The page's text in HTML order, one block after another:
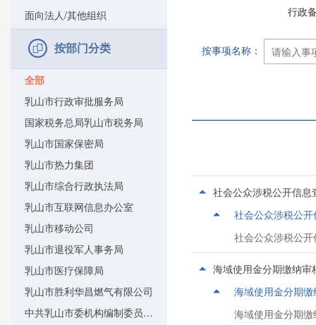
面向法人/其他组织
按部门分类
全部
乳山市行政审批服务局
国家税务总局乳山市税务局
乳山市国家保密局
乳山市热力集团
乳山市综合行政执法局
乳山市互联网信息办公室
乳山市移动公司
乳山市退役军人事务局
乳山市医疗保障局
乳山市胜利华昌燃气有限公司
中共乳山市委机构编制委员会办公室
行政
按事项名称：
社会公众涉税公开信
社会公众涉税公
社会公众涉税公
海域使用金分期缴纳
海域使用金分期
海域使用金分期